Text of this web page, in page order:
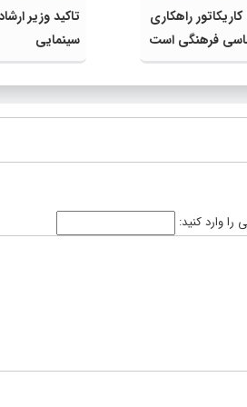
راهکاری
فرهنگی است
تاکید وزیر
سینمایی
را وارد کنید: